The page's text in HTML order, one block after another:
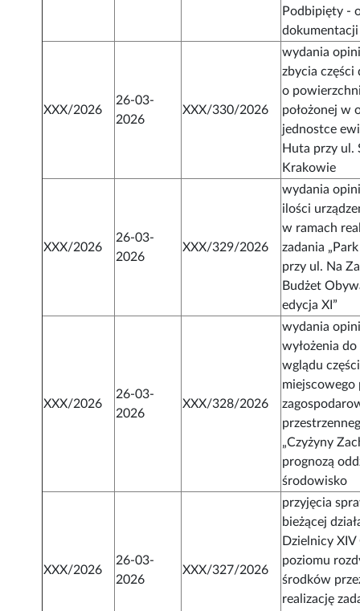
Podbipięty -
XXX/2026
26-03-
2026
XXX/330/2026
wydania
zbycia części
o
położonej w
jednostce
Huta przy ul.
Krakowie
XXX/2026
26-03-
2026
XXX/329/2026
wydania
ilości
w ramach
zadania
przy ul. Na
Budżet
edycja XI”
XXX/2026
26-03-
2026
XXX/328/2026
wydania
wyłożenia
wglądu
miejscowego
„Czyżyny
prognozą
środowisko
XXX/2026
26-03-
2026
XXX/327/2026
przyjęcia
bieżącej
Dzielnicy
poziomu
środków
realizację